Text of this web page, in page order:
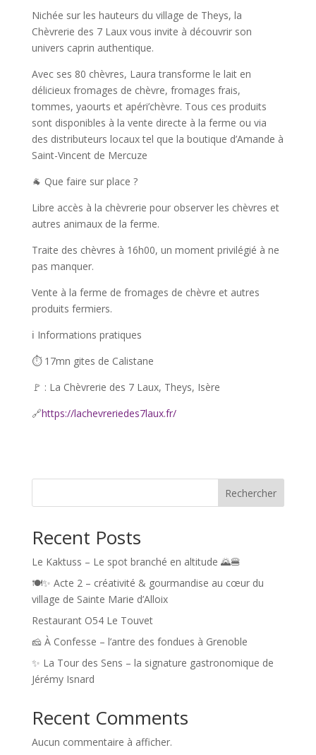
Nichée sur les hauteurs du village de Theys, la
Chèvrerie des 7 Laux vous invite à découvrir son
univers caprin authentique.
Avec ses 80 chèvres, Laura transforme le lait en
délicieux fromages de chèvre, fromages frais,
tommes, yaourts et apéri’chèvre. Tous ces produits
sont disponibles à la vente directe à la ferme ou via
des distributeurs locaux tel que la boutique d’Amande à
Saint-Vincent de Mercuze
🐐 Que faire sur place ?
Libre accès à la chèvrerie pour observer les chèvres et
autres animaux de la ferme.
Traite des chèvres à 16h00, un moment privilégié à ne
pas manquer.
Vente à la ferme de fromages de chèvre et autres
produits fermiers.
ℹ️ Informations pratiques
⏱️ 17mn gites de Calistane
🚩 : La Chèvrerie des 7 Laux, Theys, Isère
🔗https://lachevreriedes7laux.fr/
Rechercher
Recent Posts
Le Kaktuss – Le spot branché en altitude 🌄🍔
🍽️✨ Acte 2 – créativité & gourmandise au cœur du
village de Sainte Marie d’Alloix
Restaurant O54 Le Touvet
🧀 À Confesse – l’antre des fondues à Grenoble
✨ La Tour des Sens – la signature gastronomique de
Jérémy Isnard
Recent Comments
Aucun commentaire à afficher.